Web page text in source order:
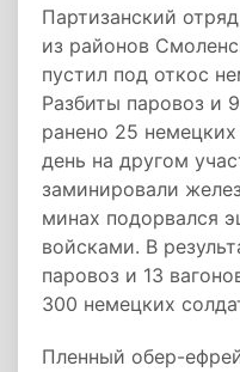
Партизанский
из районов
пустил под откос
Разбиты паровоз и
ранено 25
день на другом
заминировали
минах подорвался
войсками. В
паровоз и 13
300 немецких
Пленный обер-